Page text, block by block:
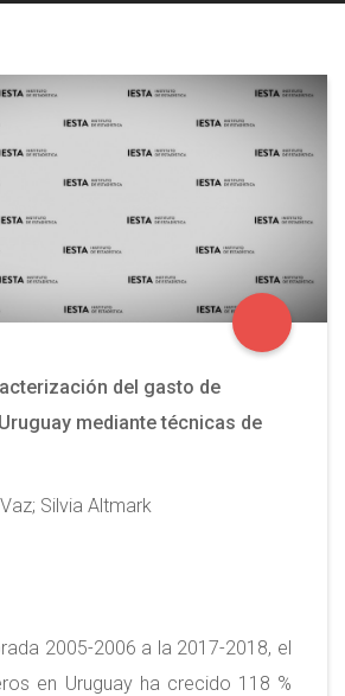
del gasto de
mediante técnicas de
Silvia Altmark
2005-2006 a la 2017-2018, el
en Uruguay ha crecido 118 %